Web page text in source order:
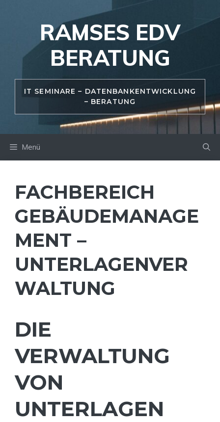
RAMSES EDV
BERATUNG
IT SEMINARE – DATENBANKENTWICKLUNG
– BERATUNG
Menü
FACHBEREICH
GEBÄUDEMANAGE
MENT –
UNTERLAGENVER
WALTUNG
DIE
VERWALTUNG
VON
UNTERLAGEN